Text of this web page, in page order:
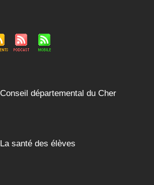
Conseil départemental du Cher
La santé des élèves